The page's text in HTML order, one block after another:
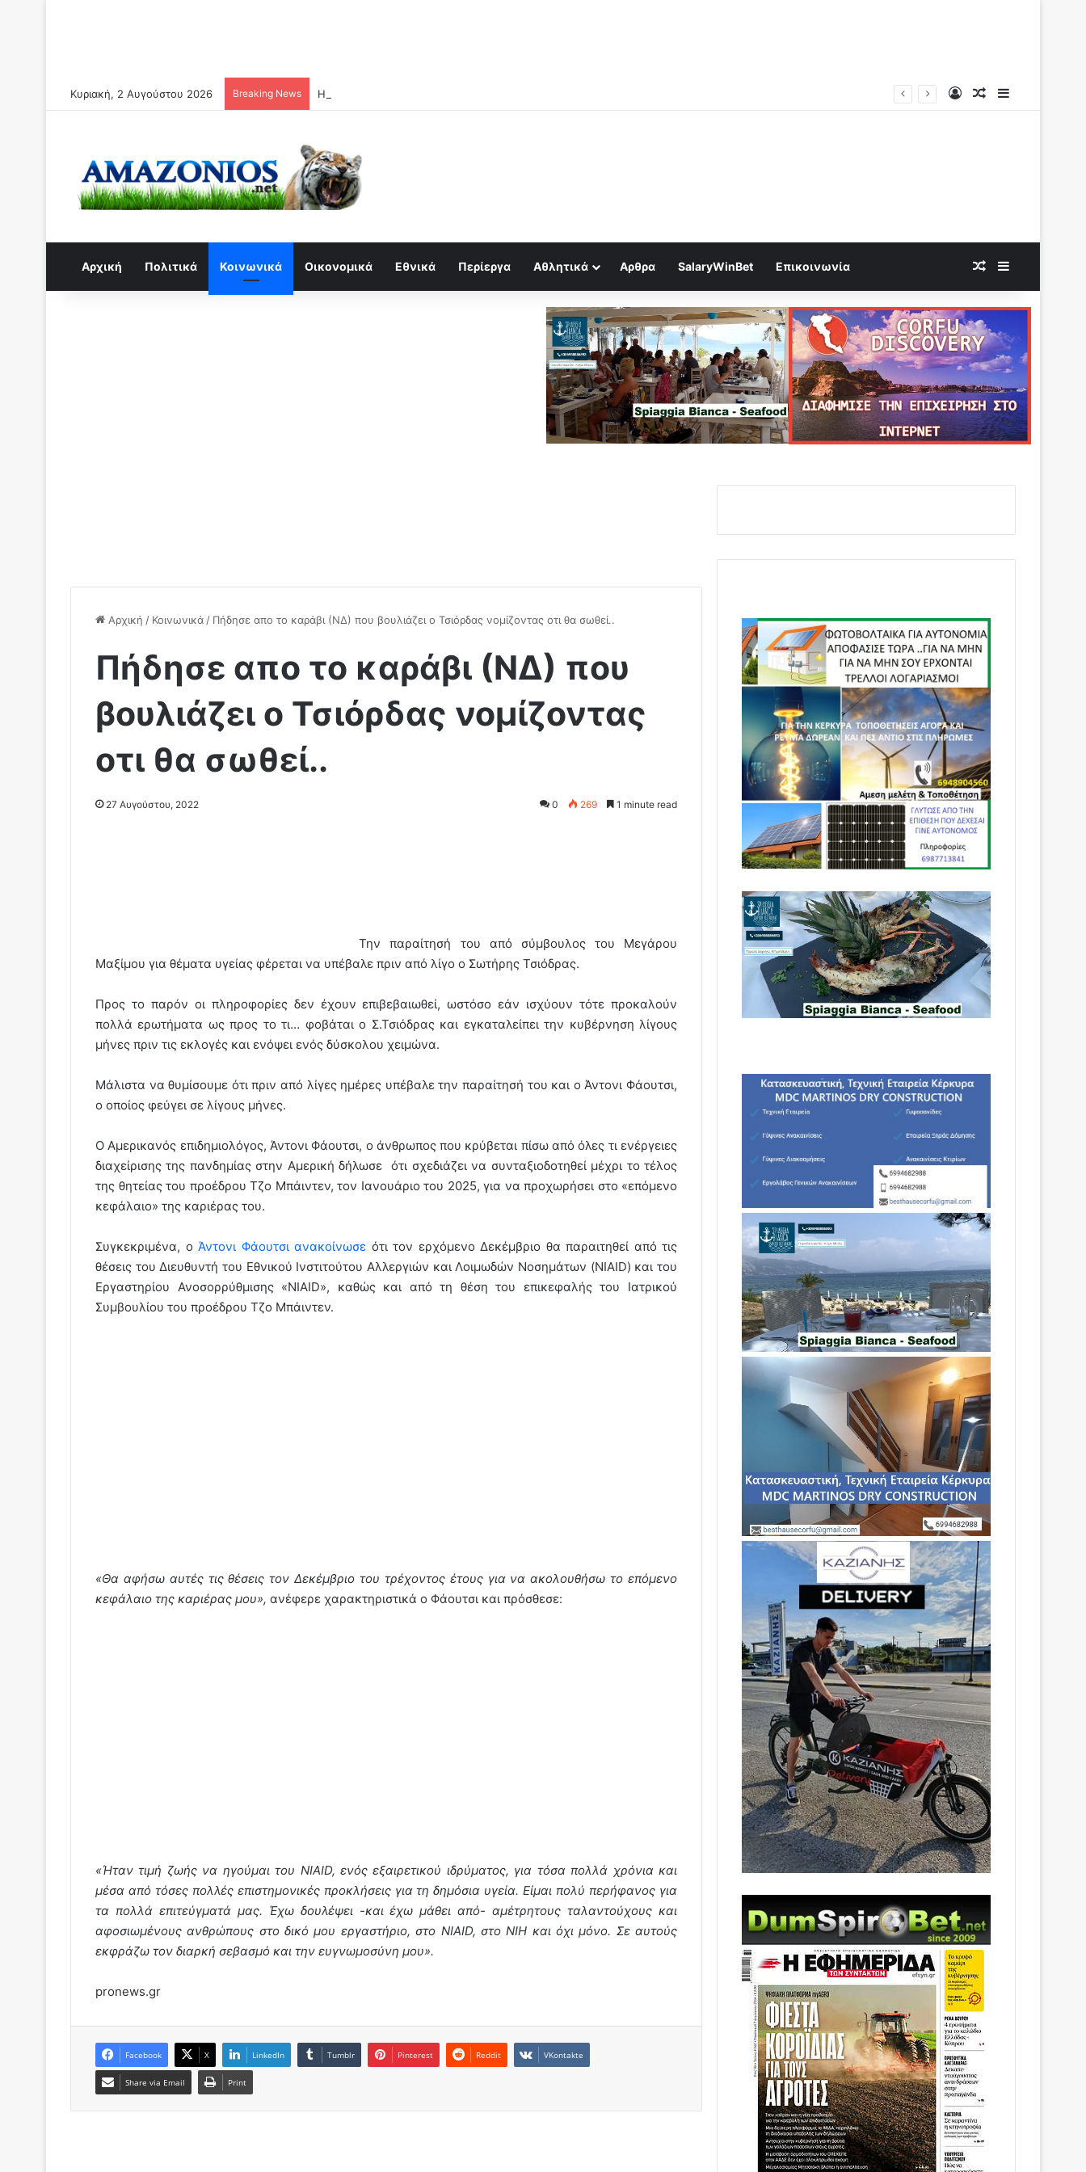
Κυριακή, 2 Αυγούστου 2026 Breaking News Η αλήθεια πίσω από τη Θέουτα: Γιατί χιλιάδες όρμησαν στην Ευρώπη Log InRandom Article
Αρχική Πολιτικά Κοινωνικά Οικονομικά Εθνικά Περίεργα Αθλητικά Αρθρα SalaryWinBet Επικοινωνία Random Article
Αρχική / Κοινωνικά / Πήδησε απο το καράβι (ΝΔ) που βουλιάζει ο Τσιόρδας νομίζοντας οτι θα σωθεί..
Πήδησε απο το καράβι (ΝΔ) που
βουλιάζει ο Τσιόρδας νομίζοντας
οτι θα σωθεί..
27 Αυγούστου, 2022 0 269 1 minute read
Την παραίτησή του από σύμβουλος του Μεγάρου
Μαξίμου για θέματα υγείας φέρεται να υπέβαλε πριν από λίγο ο Σωτήρης Τσιόδρας.
Προς το παρόν οι πληροφορίες δεν έχουν επιβεβαιωθεί, ωστόσο εάν ισχύουν τότε προκαλούν
πολλά ερωτήματα ως προς το τι… φοβάται ο Σ.Τσιόδρας και εγκαταλείπει την κυβέρνηση λίγους
μήνες πριν τις εκλογές και ενόψει ενός δύσκολου χειμώνα.
Μάλιστα να θυμίσουμε ότι πριν από λίγες ημέρες υπέβαλε την παραίτησή του και ο Άντονι Φάουτσι,
ο οποίος φεύγει σε λίγους μήνες.
O Αμερικανός επιδημιολόγος, Άντονι Φάουτσι, ο άνθρωπος που κρύβεται πίσω από όλες τι ενέργειες
διαχείρισης της πανδημίας στην Αμερική δήλωσε ότι σχεδιάζει να συνταξιοδοτηθεί μέχρι το τέλος
της θητείας του προέδρου Τζο Μπάιντεν, τον Ιανουάριο του 2025, για να προχωρήσει στο «επόμενο
κεφάλαιο» της καριέρας του.
Συγκεκριμένα, ο Άντονι Φάουτσι ανακοίνωσε ότι τον ερχόμενο Δεκέμβριο θα παραιτηθεί από τις
θέσεις του Διευθυντή του Εθνικού Ινστιτούτου Αλλεργιών και Λοιμωδών Νοσημάτων (NIAID) και του
Εργαστηρίου Ανοσορρύθμισης «NIAID», καθώς και από τη θέση του επικεφαλής του Ιατρικού
Συμβουλίου του προέδρου Τζο Μπάιντεν.
«Θα αφήσω αυτές τις θέσεις τον Δεκέμβριο του τρέχοντος έτους για να ακολουθήσω το επόμενο
κεφάλαιο της καριέρας μου», ανέφερε χαρακτηριστικά ο Φάουτσι και πρόσθεσε:
«Ήταν τιμή ζωής να ηγούμαι του NIAID, ενός εξαιρετικού ιδρύματος, για τόσα πολλά χρόνια και
μέσα από τόσες πολλές επιστημονικές προκλήσεις για τη δημόσια υγεία. Είμαι πολύ περήφανος για
τα πολλά επιτεύγματά μας. Έχω δουλέψει -και έχω μάθει από- αμέτρητους ταλαντούχους και
αφοσιωμένους ανθρώπους στο δικό μου εργαστήριο, στο NIAID, στο NIH και όχι μόνο. Σε αυτούς
εκφράζω τον διαρκή σεβασμό και την ευγνωμοσύνη μου».
pronews.gr
Facebook X LinkedIn Tumblr Pinterest Reddit VKontakte
Share via Email Print